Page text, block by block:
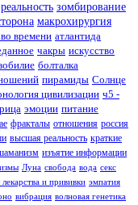
реальность зомбирование
макрохирургия
времени атлантида
чакры искусство
болталка
пирамиды Солнце
цивилизации ч5 -
эмоции питание
фракталы отношения россия
высшая реальность краткие
изъятие информации
Луна свобода вода секс
и прививки эмпатия
вибрация волновая генетика